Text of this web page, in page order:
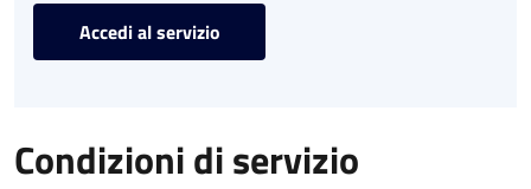
Accedi al servizio
Condizioni di servizio